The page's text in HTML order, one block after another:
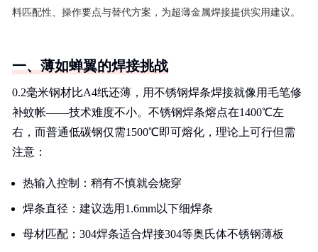
料匹配性、操作要点与替代方案，为超薄金属焊接提供实用建议。
一、薄如蝉翼的焊接挑战
0.2毫米钢材比A4纸还薄，用不锈钢焊条焊接就像用毛笔修
补蚊帐——技术难度不小。不锈钢焊条熔点在1400℃左
右，而普通低碳钢仅需1500℃即可熔化，理论上可行但需
注意：
热输入控制：稍有不慎就会烧穿
焊条直径：建议选用1.6mm以下细焊条
母材匹配：304焊条适合焊接304等奥氏体不锈钢薄板